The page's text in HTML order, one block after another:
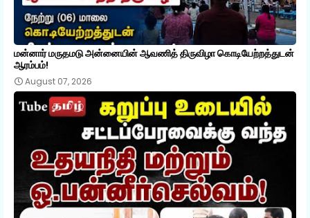
மன்னார் மருதமடு அன்னையின் ஆவணித் திருவிழா கொடியேற்றத்துடன்
ஆரம்பம்!
August 07, 2026